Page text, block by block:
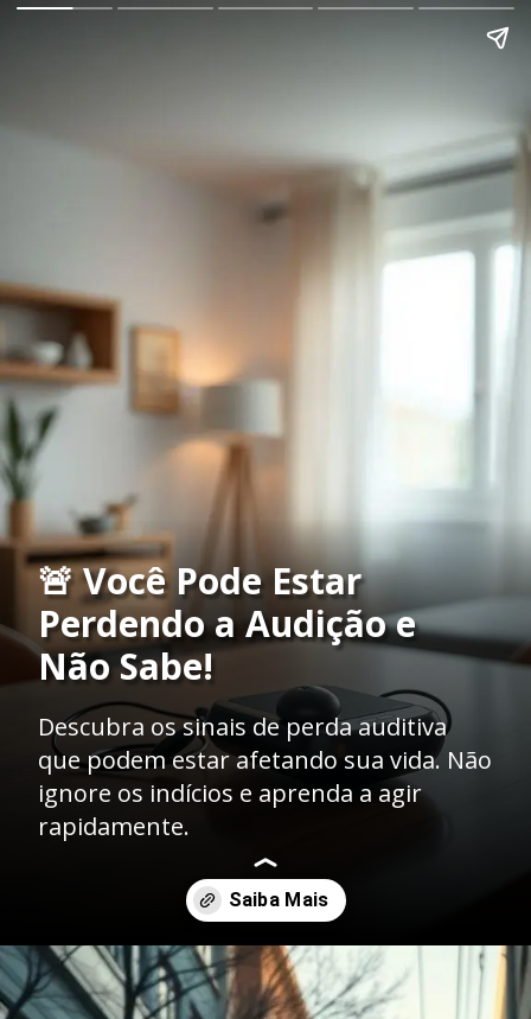
🚨 Você Pode Estar
Perdendo a Audição e
Não Sabe!
Descubra os sinais de perda auditiva
que podem estar afetando sua vida. Não
ignore os indícios e aprenda a agir
rapidamente.
Opening https://clinicaaudiovitta.com.br/sinais-perda-auditiva-como-identificar-os-primeiros-sintomas-e-agir-rapido/